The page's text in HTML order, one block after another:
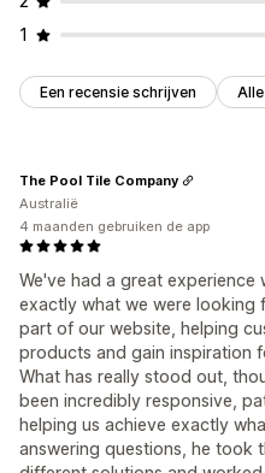
1
Een recensie schrijven
We've had a great
exactly what we were looking
part of our website, helping
products and gain inspiration
What has really stood out,
been incredibly responsive,
helping us achieve exactly
answering questions, he took
The Pool Tile Company
Australië
4 maanden gebruiken de app